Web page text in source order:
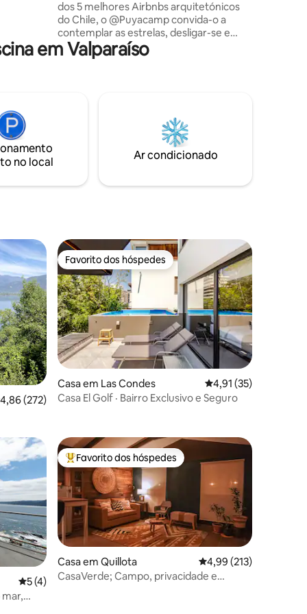
dos 5 melhores Airbnbs arquitetónicos
do Chile, o @Puyacamp convida-o a
contemplar as estrelas, desligar-se e
mergulhar na beleza serena da floresta
nativa do Chile Central. Desfrute de
piscina biológica ecológica. A nossa
missão: regenerar a terra através da
reflorestação e de soluções baseadas na
natureza. Venha respirar, descansar e
em Valparaíso
no local
Ar condicionado
média de 4,86 em 5 estrelas, 272avaliações
4,86 (272)
Favorito dos hóspedes
Favorito dos hóspedes
Casa em Las Condes Classificação média
4,91 (35)
Casa El Golf · Bairro Exclusivo e Seguro
Classificação média de 5 em 5 estrelas, 4avaliações
5 (4)
Favoritos dos hóspedes mais apreciados
Favorito dos hóspedes
Casa em Quillota Classificação média
4,99 (213)
CasaVerde; Campo, privacidade e